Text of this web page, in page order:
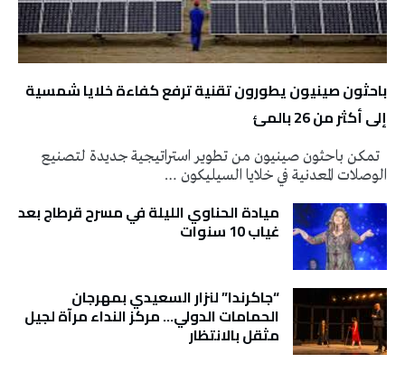
باحثون صينيون يطورون تقنية ترفع كفاءة خلايا شمسية
إلى أكثر من 26 بالمئ
تمكن باحثون صينيون من تطوير استراتيجية جديدة لتصنيع
الوصلات المعدنية في خلايا السيليكون …
ميادة الحناوي الليلة في مسرح قرطاج بعد
غياب 10 سنوات
“جاكرندا” لنزار السعيدي بمهرجان
الحمامات الدولي… مركز النداء مرآة لجيل
مثقل بالانتظار